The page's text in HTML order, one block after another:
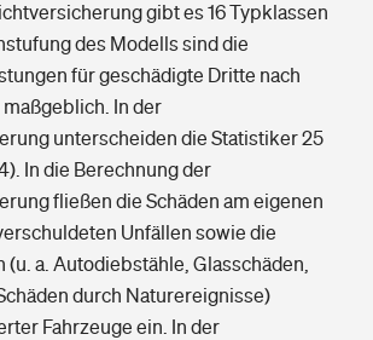
gibt es 16 Typklassen
des Modells sind die
für geschädigte Dritte nach
In der
unterscheiden die Statistiker 25
In die Berechnung der
fließen die Schäden am eigenen
Unfällen sowie die
a. Autodiebstähle, Glasschäden,
durch Naturereignisse)
Fahrzeuge ein. In der